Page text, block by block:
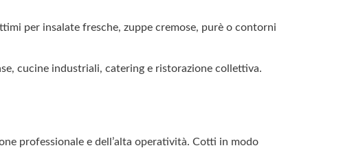
per insalate fresche, zuppe cremose, purè o contorni
cucine industriali, catering e ristorazione collettiva.
professionale e dell’alta operatività. Cotti in modo